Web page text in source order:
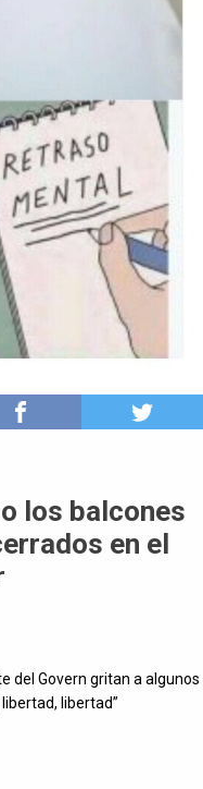
los balcones
en el
del Govern gritan a algunos
libertad”